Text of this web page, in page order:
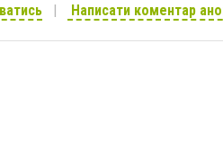
Написати коментар